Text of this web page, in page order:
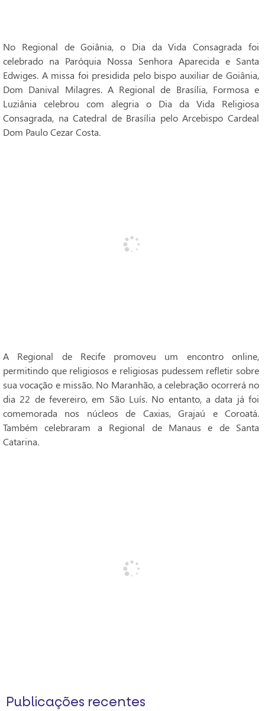
No Regional de Goiânia, o Dia da Vida Consagrada foi
celebrado na Paróquia Nossa Senhora Aparecida e Santa
Edwiges. A missa foi presidida pelo bispo auxiliar de Goiânia,
Dom Danival Milagres. A Regional de Brasília, Formosa e
Luziânia celebrou com alegria o Dia da Vida Religiosa
Consagrada, na Catedral de Brasília pelo Arcebispo Cardeal
Dom Paulo Cezar Costa.
A Regional de Recife promoveu um encontro online,
permitindo que religiosos e religiosas pudessem refletir sobre
sua vocação e missão. No Maranhão, a celebração ocorrerá no
dia 22 de fevereiro, em São Luís. No entanto, a data já foi
comemorada nos núcleos de Caxias, Grajaú e Coroatá.
Também celebraram a Regional de Manaus e de Santa
Catarina.
Publicações recentes